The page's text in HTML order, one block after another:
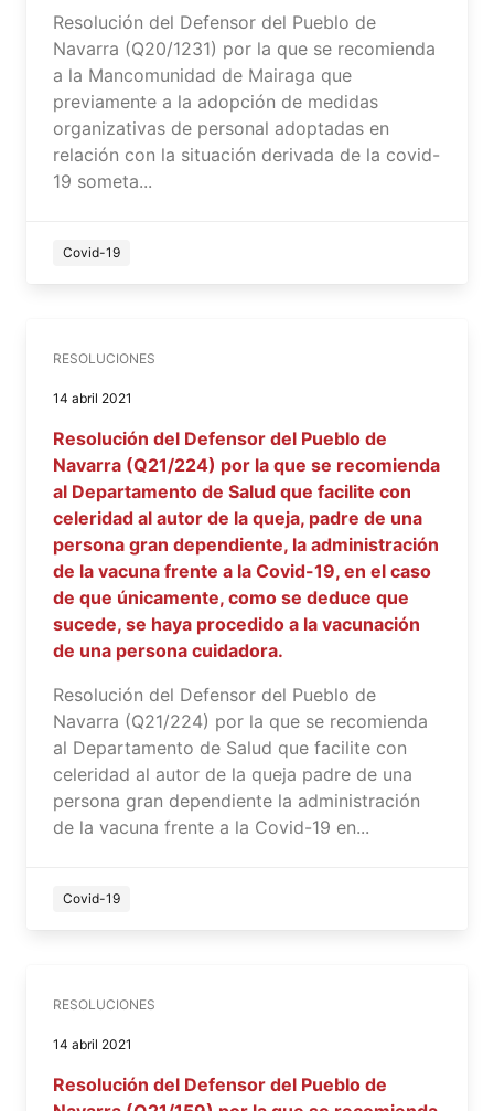
Resolución del Defensor del Pueblo de
Navarra (Q20/1231) por la que se recomienda
a la Mancomunidad de Mairaga que
previamente a la adopción de medidas
organizativas de personal adoptadas en
relación con la situación derivada de la covid-
19 someta...
Covid-19
RESOLUCIONES
14 abril 2021
Resolución del Defensor del Pueblo de
Navarra (Q21/224) por la que se recomienda
al Departamento de Salud que facilite con
celeridad al autor de la queja, padre de una
persona gran dependiente, la administración
de la vacuna frente a la Covid-19, en el caso
de que únicamente, como se deduce que
sucede, se haya procedido a la vacunación
de una persona cuidadora.
Resolución del Defensor del Pueblo de
Navarra (Q21/224) por la que se recomienda
al Departamento de Salud que facilite con
celeridad al autor de la queja padre de una
persona gran dependiente la administración
de la vacuna frente a la Covid-19 en...
Covid-19
RESOLUCIONES
14 abril 2021
Resolución del Defensor del Pueblo de